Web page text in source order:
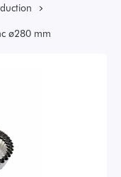
ø280 mm